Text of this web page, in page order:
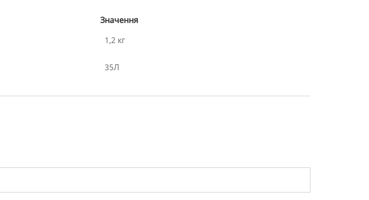
Значення
1,2 кг
35Л